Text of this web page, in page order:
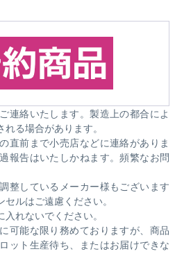
連絡いたします。製造上の都合によ
る場合があります。
直前まで小売店などに連絡がありま
報告はいたしかねます。頻繁なお問
整しているメーカー様もございます
ルはご遠慮ください。
れないでください。
可能な限り務めておりますが、商品
ット生産待ち、またはお届けできな